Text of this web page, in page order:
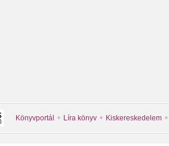
Könyvportál Líra könyv Kiskereskedelem